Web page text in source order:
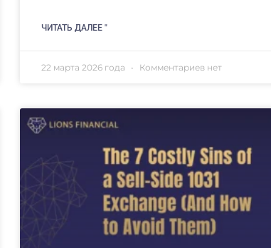
ЧИТАТЬ ДАЛЕЕ "
22 марта 2026 года Комментариев нет